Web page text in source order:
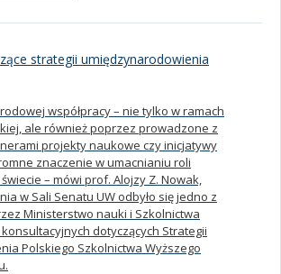
strategii umiędzynarodowienia
współpracy – nie tylko w ramach
ale również poprzez prowadzone z
projekty naukowe czy inicjatywy
znaczenie w umacnianiu roli
– mówi prof. Alojzy Z. Nowak,
w Sali Senatu UW odbyło się jedno z
Ministerstwo nauki i Szkolnictwa
dotyczących Strategii
Polskiego Szkolnictwa Wyższego